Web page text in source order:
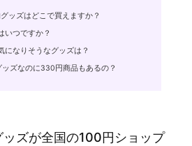
ッズはどこで買えますか？
いつですか？
になりそうなグッズは？
ッズなのに330円商品もあるの？
ズが全国の100円ショップ